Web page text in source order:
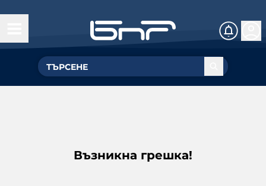
Възникна грешка!